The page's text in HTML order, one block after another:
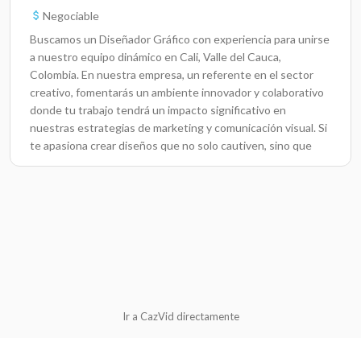
Negociable
Buscamos un Diseñador Gráfico con experiencia para unirse
a nuestro equipo dinámico en Cali, Valle del Cauca,
Colombia. En nuestra empresa, un referente en el sector
creativo, fomentarás un ambiente innovador y colaborativo
donde tu trabajo tendrá un impacto significativo en
nuestras estrategias de marketing y comunicación visual. Si
te apasiona crear diseños que no solo cautiven, sino que
también comuniquen, ¡este es el lugar para
newsletters.Realizar fotografía y edición de imágenes para
Ir a CazVid directamente